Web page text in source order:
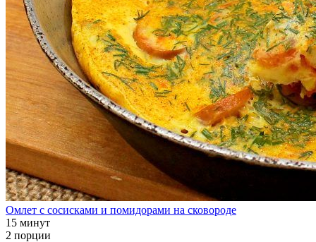
Омлет с сосисками и помидорами на сковороде
15 минут
2 порции